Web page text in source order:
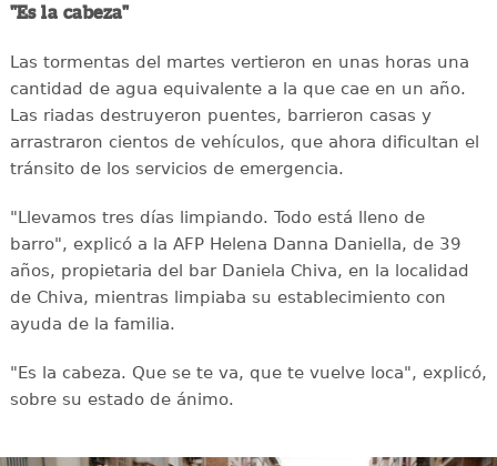
"Es la cabeza"
Las tormentas del martes vertieron en unas horas una
cantidad de agua equivalente a la que cae en un año.
Las riadas destruyeron puentes, barrieron casas y
arrastraron cientos de vehículos, que ahora dificultan el
tránsito de los servicios de emergencia.
"Llevamos tres días limpiando. Todo está lleno de
barro", explicó a la AFP Helena Danna Daniella, de 39
años, propietaria del bar Daniela Chiva, en la localidad
de Chiva, mientras limpiaba su establecimiento con
ayuda de la familia.
"Es la cabeza. Que se te va, que te vuelve loca", explicó,
sobre su estado de ánimo.